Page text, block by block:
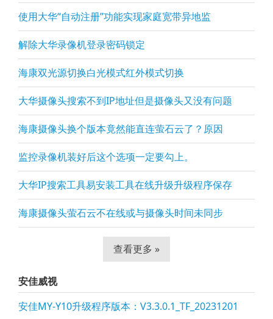
使用大华“自动注册”功能实现家庭宽带异地监
解除大华录像机登录密码锁定
海康双光源切换白光模式红外模式切换
大华摄像头搜索不到IP地址但是摄像头又没有问题
海康摄像头换个版本竟然能直连萤石云了？原因
监控录像机装好后这个选项一定要勾上。
大华IP搜索工具易安装工具在线升级升级程序保存
海康摄像头萤石云不在线或与摄像头时间未同步
查看更多 »
安佳威视
安佳MY-Y10升级程序版本：V3.3.0.1_TF_20231201